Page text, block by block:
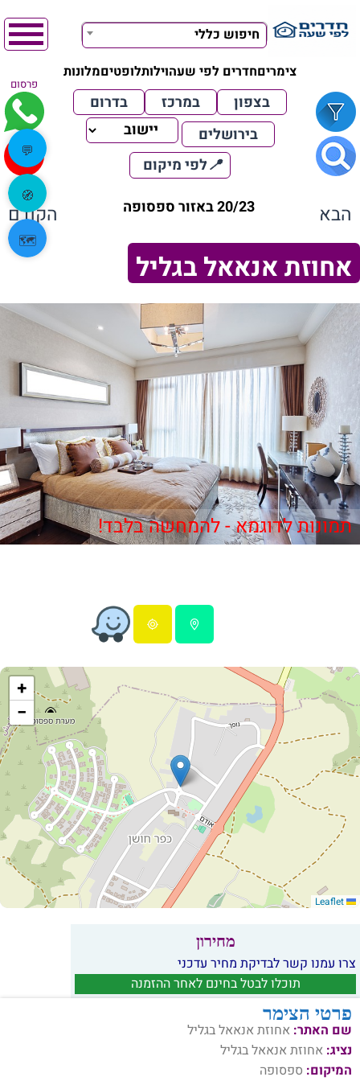
חיפוש כללי
צימריםחדרים לפי שעהוילותלופטיםמלונות
פרסום
בצפון במרכז
בדרום
בירושלים
📍לפי מיקום
הבא 20/23 באזור ספסופה הקודם
אחוזת אנאאל בגליל
תמונות לדוגמא - להמחשה בלבד!
+
−
מחירון
צרו עמנו קשר לבדיקת מחיר עדכני
תוכלו לבטל בחינם לאחר ההזמנה
פרטי הצימר
שם האתר: אחוזת אנאאל בגליל
נציג: אחוזת אנאאל בגליל
המיקום: ספסופה
💬
🧭
🗺️